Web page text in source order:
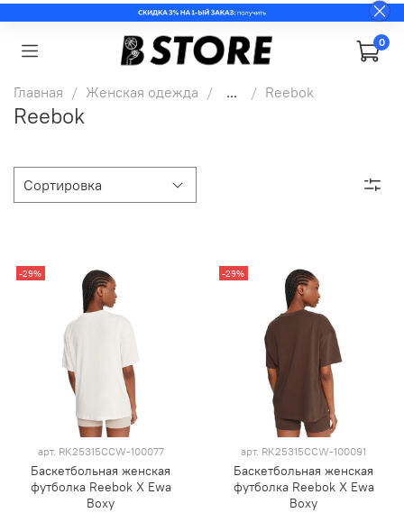
0
Главная Женская одежда ... Reebok
Reebok
-29%
арт. RK25315CCW-100077
Баскетбольная женская
футболка Reebok X Ewa
Boxy
-29%
арт. RK25315CCW-100091
Баскетбольная женская
футболка Reebok X Ewa
Boxy